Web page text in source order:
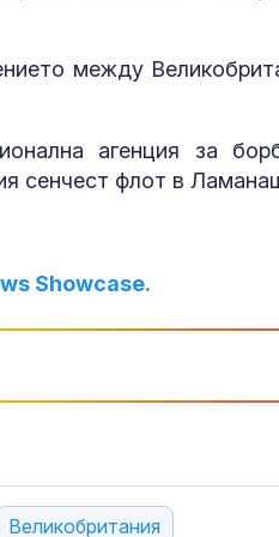
между
агенция за
сенчест флот в
Showcase.
Великобритания